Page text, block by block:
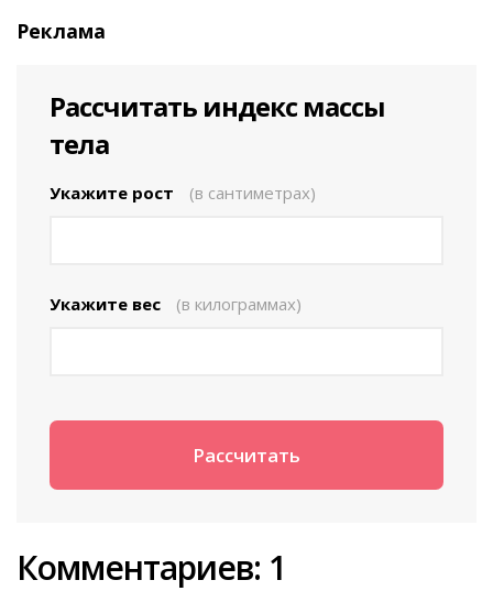
Реклама
Рассчитать индекс массы
тела
Укажите рост (в сантиметрах)
Укажите вес (в килограммах)
Комментариев: 1